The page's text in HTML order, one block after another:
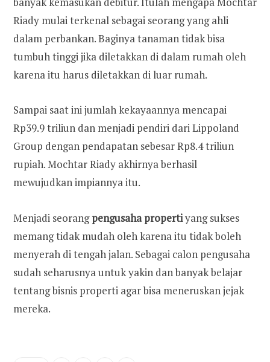
Riady mulai terkenal sebagai seorang yang ahli
dalam perbankan. Baginya tanaman tidak bisa
tumbuh tinggi jika diletakkan di dalam rumah oleh
karena itu harus diletakkan di luar rumah.
Sampai saat ini jumlah kekayaannya mencapai
Rp39.9 triliun dan menjadi pendiri dari Lippoland
Group dengan pendapatan sebesar Rp8.4 triliun
rupiah. Mochtar Riady akhirnya berhasil
mewujudkan impiannya itu.
Menjadi seorangpengusaha propertiyang sukses
memang tidak mudah oleh karena itu tidak boleh
menyerah di tengah jalan. Sebagai calon pengusaha
sudah seharusnya untuk yakin dan banyak belajar
tentang bisnis properti agar bisa meneruskan jejak
mereka.